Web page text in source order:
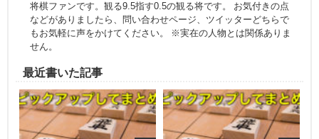
将棋ファンです。観る9.5指す0.5の観る将です。 お気付きの点
などがありましたら、問い合わせページ、ツイッターどちらで
もお気軽に声をかけてください。 ※実在の人物とは関係ありま
せん。
最近書いた記事